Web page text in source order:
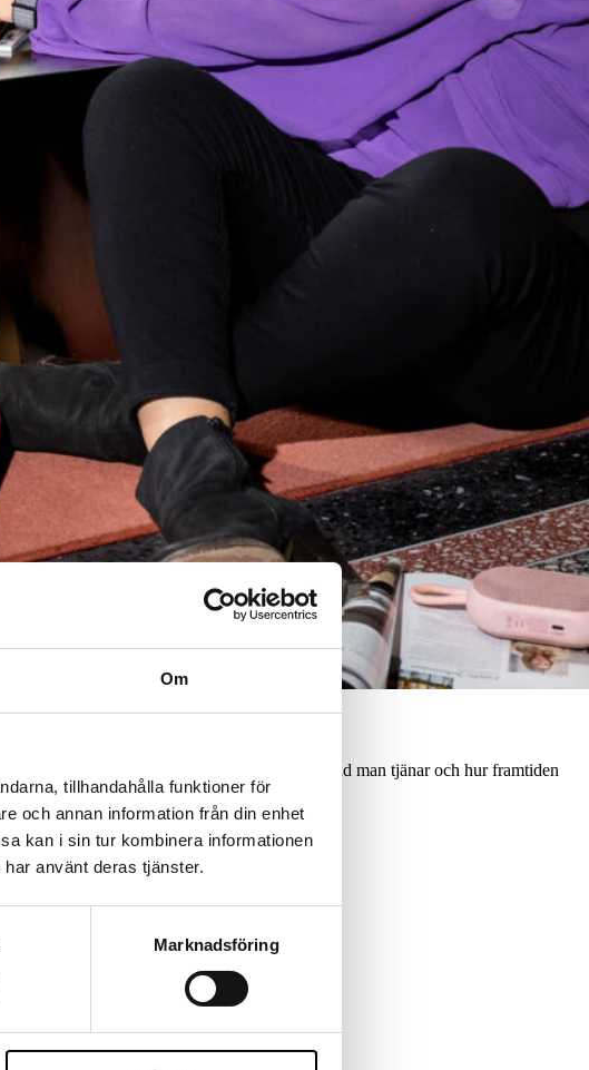
Om
tillhandahålla funktioner för
och annan information från din enhet
kan i sin tur kombinera informationen
använt deras tjänster.
Marknadsföring
jobbet innebär, vilka kunskaper som krävs, vad man tjänar och hur framtiden